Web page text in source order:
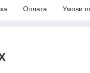
Оплата Умови